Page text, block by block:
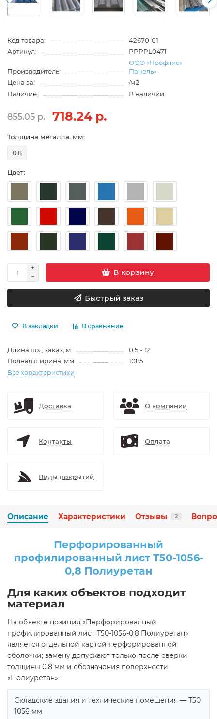
Код товара:
42670-01
Артикул:
PPPPL0471
Производитель:
ООО «Профлист
Панель»
Цена за:
/м2
Наличие:
В наличии
855.05 р. 718.24 р.
Толщина металла, мм:
0.8
Цвет:
В корзину
Быстрый заказ
В закладки В сравнение
Длина под заказ, м
0,5 - 12
Полная ширина, мм
1085
Все характеристики
Доставка О компании
Контакты Оплата
Виды покрытий
Описание Характеристики Отзывы 2
Перфорированный
профилированный лист Т50-1056-
0,8 Полиуретан
Для каких объектов подходит
материал
На объекте позиция «Перфорированный
профилированный лист Т50-1056-0,8 Полиуретан»
является отдельной картой перфорированной
оболочки; замену допускают только после сверки
толщины 0,8 мм и обозначения поверхности
«Полиуретан».
Складские здания и технические помещения — Т50,
1056 мм